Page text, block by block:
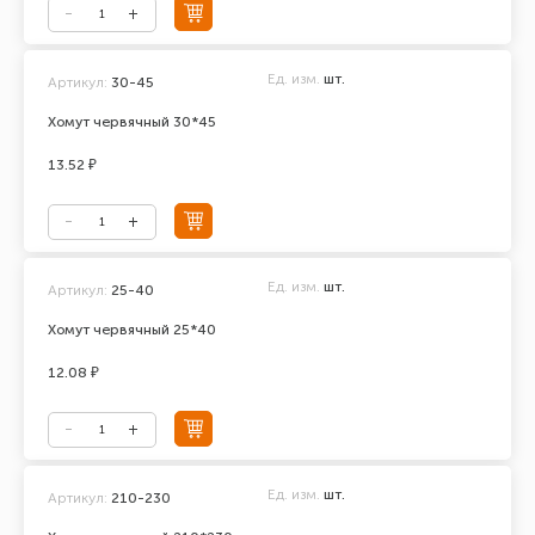
Хомут червячный 30*45
Артикул: 30-45 Ед. изм. шт.
13.52 ₽
Хомут червячный 25*40
Артикул: 25-40 Ед. изм. шт.
12.08 ₽
Артикул: 210-230 Ед. изм. шт.